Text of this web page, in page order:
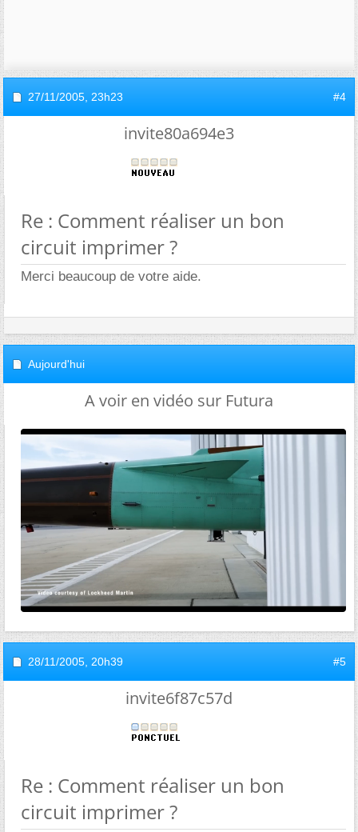
27/11/2005, 23h23 #4
invite80a694e3
Re : Comment réaliser un bon
circuit imprimer ?
Merci beaucoup de votre aide.
Aujourd'hui
A voir en vidéo sur Futura
28/11/2005, 20h39 #5
invite6f87c57d
Re : Comment réaliser un bon
circuit imprimer ?